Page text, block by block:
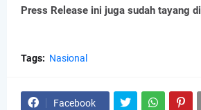
Press Release ini juga sudah tayang di
Tags: Nasional
Facebook